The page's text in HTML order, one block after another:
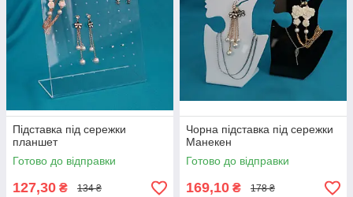
Підставка під сережки
планшет
Готово до відправки
127,30 ₴ 134 ₴
Чорна підставка під сережки
Манекен
Готово до відправки
169,10 ₴ 178 ₴